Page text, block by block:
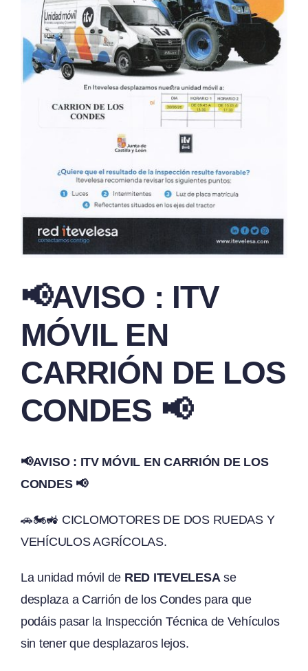
📢AVISO : ITV
MÓVIL EN
CARRIÓN DE LOS
CONDES 📢
📢AVISO : ITV MÓVIL EN CARRIÓN DE LOS
CONDES 📢
🚗🏍️🚜 CICLOMOTORES DE DOS RUEDAS Y
VEHÍCULOS AGRÍCOLAS.
La unidad móvil de RED ITEVELESA se
desplaza a Carrión de los Condes para que
podáis pasar la Inspección Técnica de Vehículos
sin tener que desplazaros lejos.